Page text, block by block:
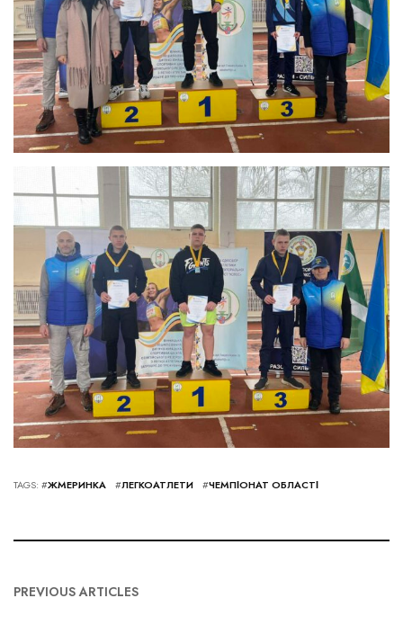
TAGS: #ЖМЕРИНКА #ЛЕГКОАТЛЕТИ #ЧЕМПІОНАТ ОБЛАСТІ
PREVIOUS ARTICLES